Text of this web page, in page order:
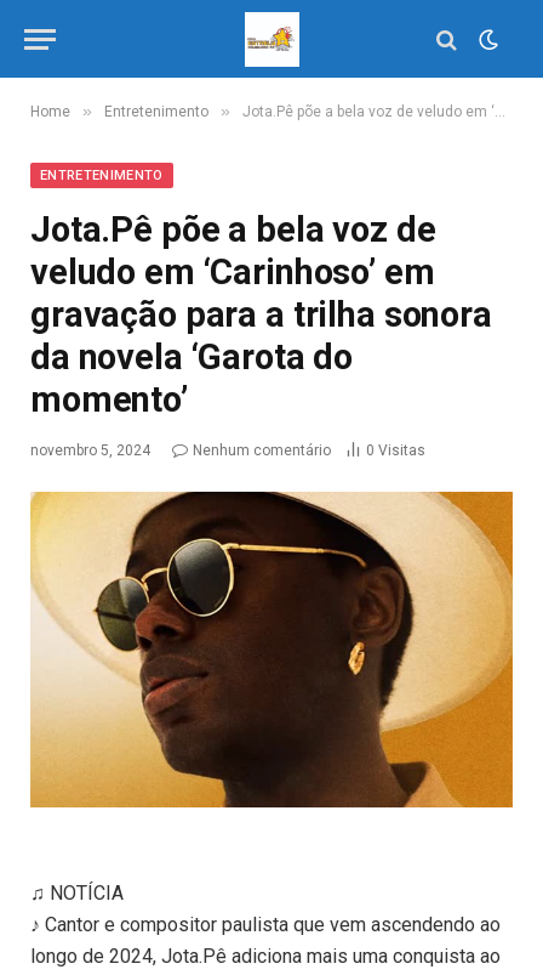
Home » Entretenimento » Jota.Pê põe a bela voz de veludo em ‘Carinhoso’ em gravação para a trilha sonora da novela ‘Garota do momento’
ENTRETENIMENTO
Jota.Pê põe a bela voz de
veludo em ‘Carinhoso’ em
gravação para a trilha sonora
da novela ‘Garota do
momento’
novembro 5, 2024 Nenhum comentário 0 Visitas
♫ NOTÍCIA
♪ Cantor e compositor paulista que vem ascendendo ao
longo de 2024, Jota.Pê adiciona mais uma conquista ao